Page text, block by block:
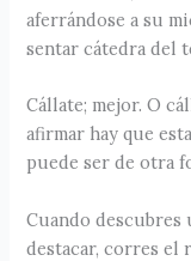
aferrándose a su
sentar cátedra del
Cállate; mejor. O
afirmar hay que
puede ser de otra
Cuando
destacar, corres el